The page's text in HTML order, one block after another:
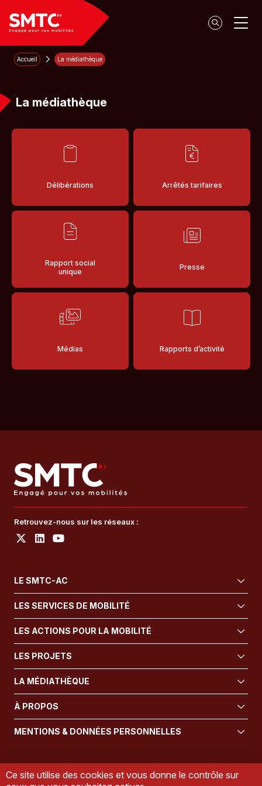
Panneau de gestion des cookies
Ce site utilise des cookies et vous donne le contrôle sur
Accueil La médiathèque
La médiathèque
Délibérations Arrêtés tarifaires
Rapport social
unique
Presse
Médias Rapports d’activité
Retrouvez-nous sur les réseaux :
LE SMTC-AC
LES SERVICES DE MOBILITÉ
LES ACTIONS POUR LA MOBILITÉ
LES PROJETS
LA MÉDIATHÈQUE
À PROPOS
MENTIONS & DONNÉES PERSONNELLES